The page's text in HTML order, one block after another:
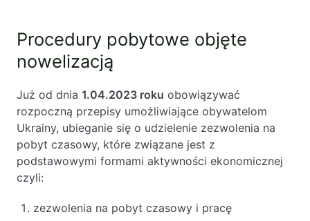
Planowanie podatkowe
Restrukturyzacje
przedsiębiorców poza granicami RP
Obsługa korporacyjna
Bieżące doradztwo prawne
branży IT
Procedury pobytowe objęte
nowelizacją
Już od dnia 1.04.2023 roku obowiązywać
rozpoczną przepisy umożliwiające obywatelom
Ukrainy, ubieganie się o udzielenie zezwolenia na
pobyt czasowy, które związane jest z
podstawowymi formami aktywności ekonomicznej
czyli:
zezwolenia na pobyt czasowy i pracę